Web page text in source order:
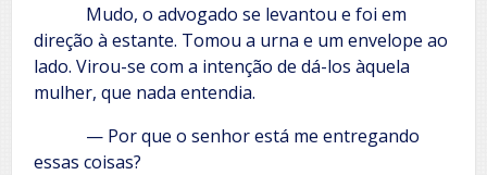
Mudo, o advogado se levantou e foi em
direção à estante. Tomou a urna e um envelope ao
lado. Virou-se com a intenção de dá-los àquela
mulher, que nada entendia.
— Por que o senhor está me entregando
essas coisas?